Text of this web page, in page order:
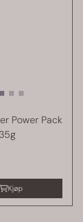
Power Pack
Kjøp